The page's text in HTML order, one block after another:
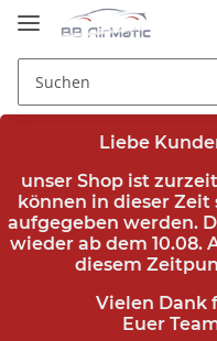
Liebe
unser Shop ist
können in dieser
aufgegeben werden.
wieder ab dem 10.08.
diesem
Vielen Dank
Euer